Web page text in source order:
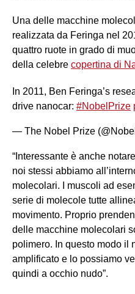
Una delle macchine
realizzata da Feringa nel
quattro ruote in grado di
della celebre copertina di
In 2011, Ben Feringa’s
drive nanocar: #NobelPrize
— The Nobel Prize
“Interessante è anche
noi stessi abbiamo
molecolari. I muscoli ad
serie di molecole tutte
movimento. Proprio
delle macchine molecolari
polimero. In questo modo il
amplificato e lo possiamo
quindi a occhio nudo”.